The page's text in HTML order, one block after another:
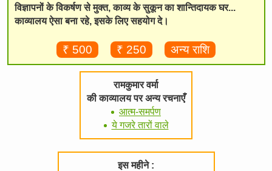
विज्ञापनों के विकर्षण से मुक्त, काव्य के सुकून का शान्तिदायक घर...
काव्यालय ऐसा बना रहे, इसके लिए सहयोग दे।
₹ 500 ₹ 250 अन्य राशि
रामकुमार वर्मा
की काव्यालय पर अन्य रचनाएँ
आत्म-समर्पण
ये गजरे तारों वाले
इस महीने :